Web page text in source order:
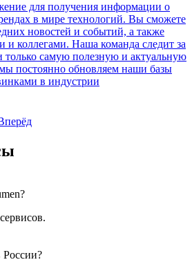
для получения информации о
в мире технологий. Вы сможете
новостей и событий, а также
и коллегами. Наша команда следит за
только самую полезную и актуальную
постоянно обновляем наши базы
в индустрии
России?